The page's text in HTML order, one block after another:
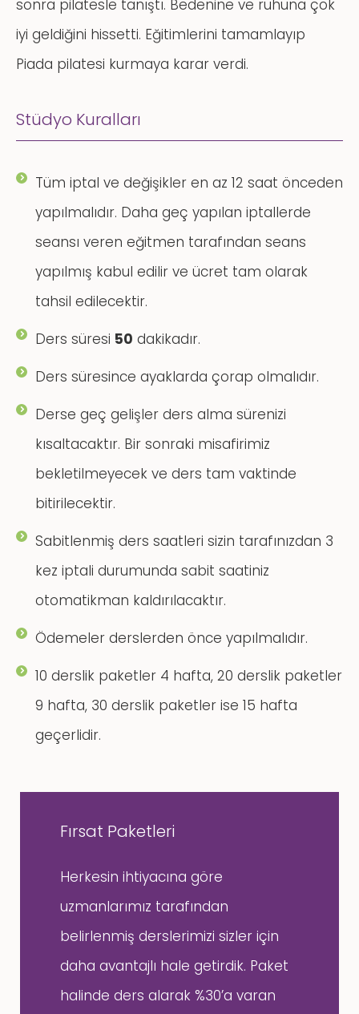
sonra pilatesle tanıştı. Bedenine ve ruhuna çok
iyi geldiğini hissetti. Eğitimlerini tamamlayıp
Piada pilatesi kurmaya karar verdi.
Stüdyo Kuralları
Tüm iptal ve değişikler en az 12 saat önceden
yapılmalıdır. Daha geç yapılan iptallerde
seansı veren eğitmen tarafından seans
yapılmış kabul edilir ve ücret tam olarak
tahsil edilecektir.
Ders süresi 50 dakikadır.
Ders süresince ayaklarda çorap olmalıdır.
Derse geç gelişler ders alma sürenizi
kısaltacaktır. Bir sonraki misafirimiz
bekletilmeyecek ve ders tam vaktinde
bitirilecektir.
Sabitlenmiş ders saatleri sizin tarafınızdan 3
kez iptali durumunda sabit saatiniz
otomatikman kaldırılacaktır.
Ödemeler derslerden önce yapılmalıdır.
10 derslik paketler 4 hafta, 20 derslik paketler
9 hafta, 30 derslik paketler ise 15 hafta
geçerlidir.
Fırsat Paketleri
Herkesin ihtiyacına göre
uzmanlarımız tarafından
belirlenmiş derslerimizi sizler için
daha avantajlı hale getirdik. Paket
halinde ders alarak %30’a varan